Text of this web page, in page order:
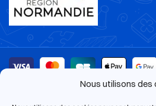
Nous utilisons des